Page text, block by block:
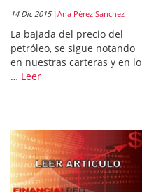
14 Dic 2015 Ana Pérez Sanchez
La bajada del precio del
petróleo, se sigue notando
en nuestras carteras y en lo
… Leer